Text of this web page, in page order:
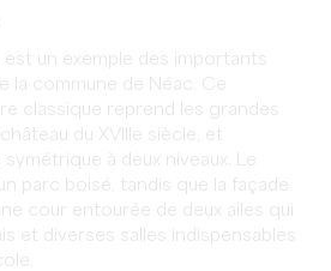
est un exemple des importants
la commune de Néac. Ce
classique reprend les grandes
du XVIIIe siècle, et
à deux niveaux. Le
parc boisé, tandis que la façade
cour entourée de deux ailes qui
et diverses salles indispensables